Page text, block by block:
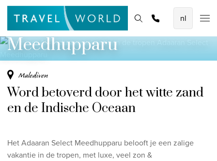
De mooiste vliegvakanties
Baoase Luxury Resort Curaçao
Lux* Grand Baie Resort Mauritius
Bekijk alle vliegvakanties
8-daagse Emiraten Ontdekkingsreis
Fly & Drive - Kleuren van Yucatan
Homepage Bestemmingen Thema's Promoties
Offerte aanvragen
tropen
Adaaran Select
Meedhupparu
Malediven
Word betoverd door het witte zand
en de Indische Oceaan
Het Adaaran Select Meedhupparu belooft je een zalige
vakantie in de tropen, met luxe, veel zon &